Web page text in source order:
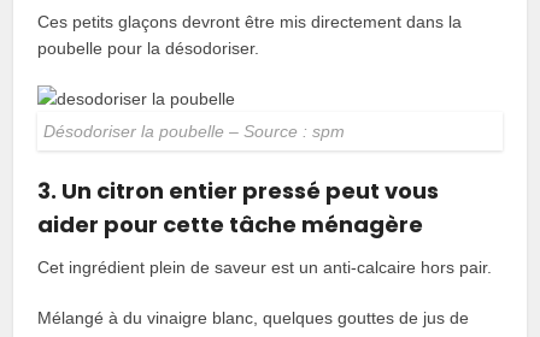
Ces petits glaçons devront être mis directement dans la
poubelle pour la désodoriser.
Désodoriser la poubelle – Source : spm
3. Un citron entier pressé peut vous
aider pour cette tâche ménagère
Cet ingrédient plein de saveur est un anti-calcaire hors pair.
Mélangé à du vinaigre blanc, quelques gouttes de jus de